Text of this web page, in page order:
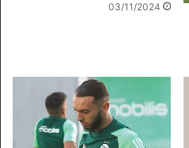
03/11/2024